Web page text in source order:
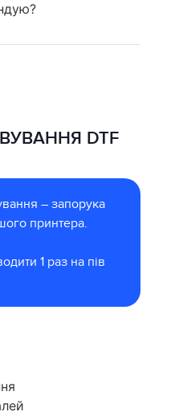
DTF
– запорука
принтера.
1 раз на пів